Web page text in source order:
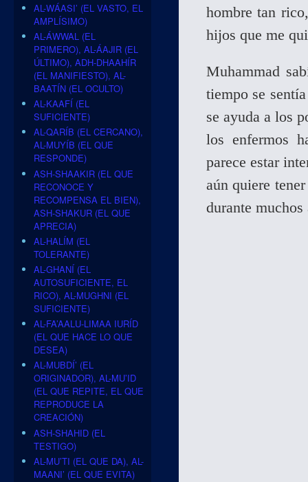
hombre tan
hijos que me
Muhammad
tiempo se
se ayuda a los
los enfermos
parece estar
aún quiere
durante muchos
AL-WÁASI’ (EL VASTO, EL
AMPLÍSIMO)
AL-ÁWWAL (EL
PRIMERO), AL-ÁAJIR (EL
ÚLTIMO), ADH-DHAAHÍR
(EL MANIFIESTO), AL-
BAATÍN (EL OCULTO)
AL-KAAFÍ (EL
SUFICIENTE)
AL-QARÍB (EL CERCANO),
AL-MUYÍB (EL QUE
RESPONDE)
ASH-SHAAKIR (EL QUE
RECONOCE Y
RECOMPENSA EL BIEN),
ASH-SHAKUR (EL QUE
APRECIA)
AL-HALÍM (EL
TOLERANTE)
AL-GHANÍ (EL
AUTOSUFICIENTE, EL
RICO), AL-MUGHNI (EL
SUFICIENTE)
AL-FA’AALU-LIMAA IURÍD
(EL QUE HACE LO QUE
DESEA)
AL-MUBDÍ’ (EL
ORIGINADOR), AL-MU’ID
(EL QUE REPITE, EL QUE
REPRODUCE LA
CREACIÓN)
ASH-SHAHID (EL
TESTIGO)
AL-MU’TI (EL QUE DA), AL-
MAANI’ (EL QUE EVITA)